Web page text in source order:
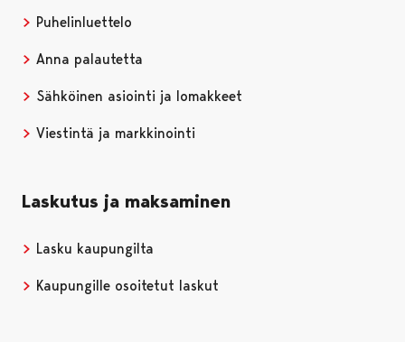
Puhelinluettelo
Anna palautetta
Sähköinen asiointi ja lomakkeet
Viestintä ja markkinointi
Laskutus ja maksaminen
Lasku kaupungilta
Kaupungille osoitetut laskut